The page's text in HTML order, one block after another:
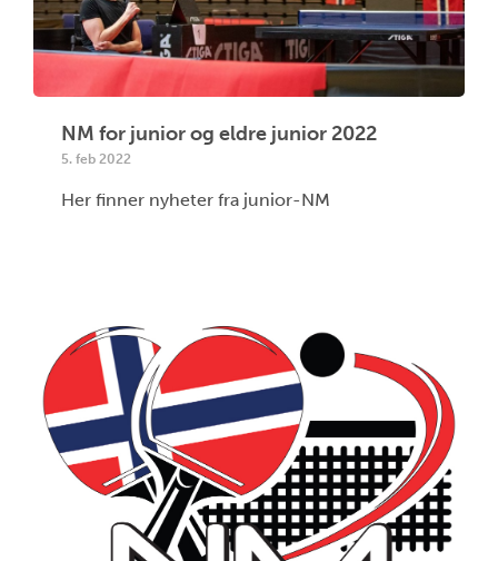
NM for junior og eldre junior 2022
5. feb 2022
Her finner nyheter fra junior-NM